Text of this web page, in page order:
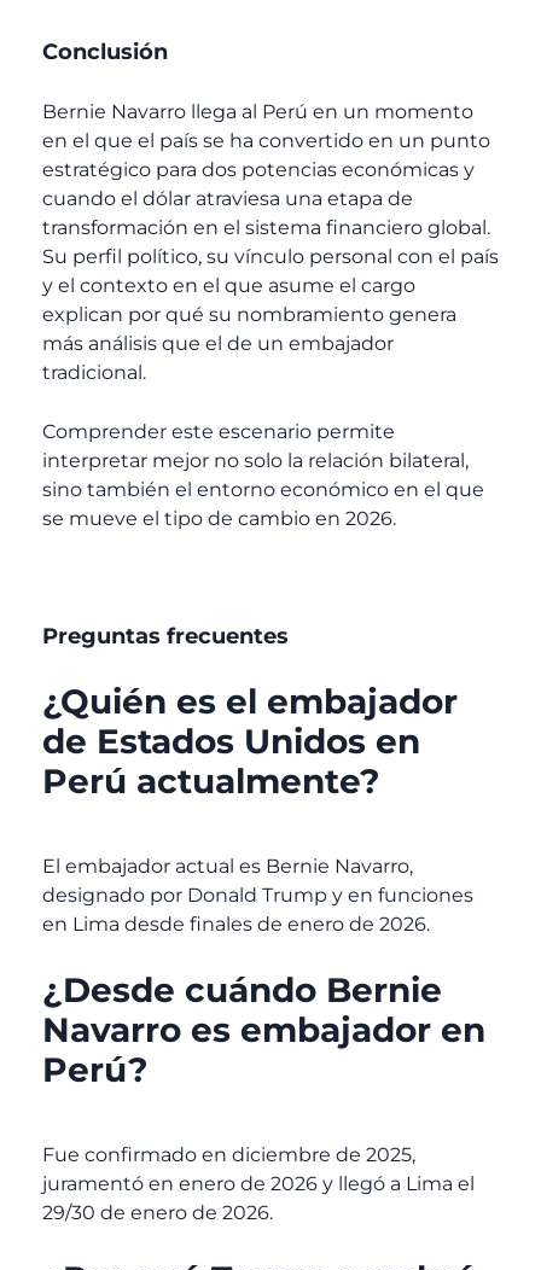
Conclusión
Bernie Navarro llega al Perú en un momento
en el que el país se ha convertido en un punto
estratégico para dos potencias económicas y
cuando el dólar atraviesa una etapa de
transformación en el sistema financiero global.
Su perfil político, su vínculo personal con el país
y el contexto en el que asume el cargo
explican por qué su nombramiento genera
más análisis que el de un embajador
tradicional.
Comprender este escenario permite
interpretar mejor no solo la relación bilateral,
sino también el entorno económico en el que
se mueve el tipo de cambio en 2026.
Preguntas frecuentes
¿Quién es el embajador
de Estados Unidos en
Perú actualmente?
El embajador actual es Bernie Navarro,
designado por Donald Trump y en funciones
en Lima desde finales de enero de 2026.
¿Desde cuándo Bernie
Navarro es embajador en
Perú?
Fue confirmado en diciembre de 2025,
juramentó en enero de 2026 y llegó a Lima el
29/30 de enero de 2026.